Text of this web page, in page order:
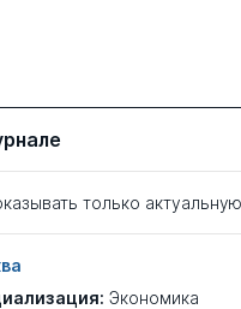
только
Экономика